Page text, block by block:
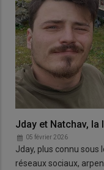
Jday et Natchav, la
05 février 2026
Jday, plus connu sous
réseaux sociaux,